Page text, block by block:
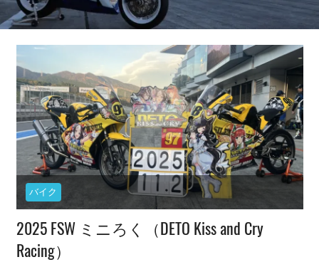
（モ
ト
グ
で
は
な
い）
バイク
2025 FSW ミニろく（DETO Kiss and Cry
Racing）